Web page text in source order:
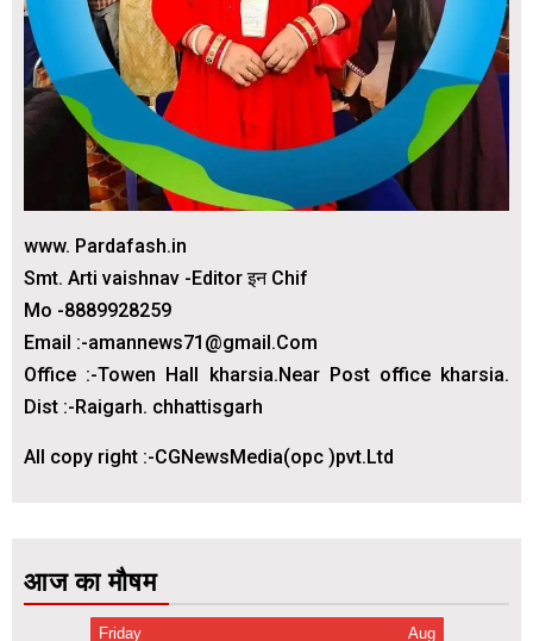
www. Pardafash.in
Smt. Arti vaishnav -Editor इन Chif
Mo -8889928259
Email :-amannews71@gmail.Com
Office :-Towen Hall kharsia.Near Post office kharsia.
Dist :-Raigarh. chhattisgarh
All copy right :-CGNewsMedia(opc )pvt.Ltd
आज का मौषम
Friday Aug